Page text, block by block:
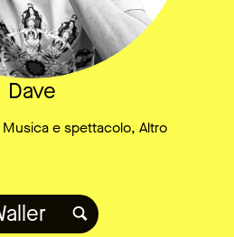
Dave
e spettacolo, Altro